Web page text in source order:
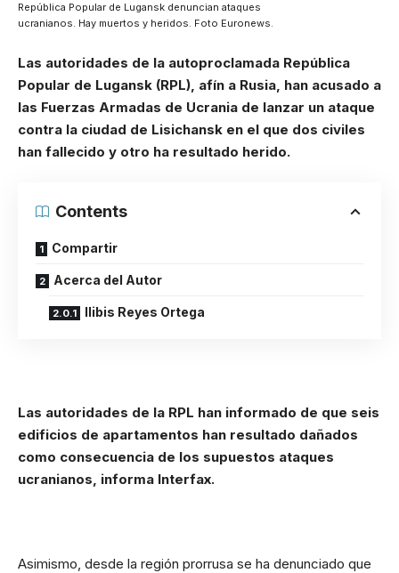
República Popular de Lugansk denuncian ataques
ucranianos. Hay muertos y heridos. Foto Euronews.
Las autoridades de la autoproclamada República
Popular de Lugansk (RPL), afín a Rusia, han acusado a
las Fuerzas Armadas de Ucrania de lanzar un ataque
contra la ciudad de Lisichansk en el que dos civiles
han fallecido y otro ha resultado herido.
Contents
Compartir
Acerca del Autor
Ilibis Reyes Ortega
Las autoridades de la RPL han informado de que seis
edificios de apartamentos han resultado dañados
como consecuencia de los supuestos ataques
ucranianos, informa Interfax.
Asimismo, desde la región prorrusa se ha denunciado que